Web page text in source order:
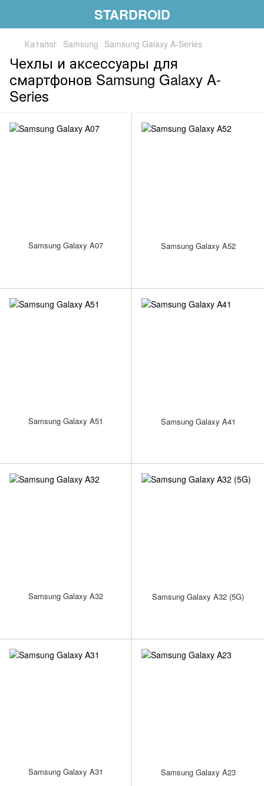
STARDROID
Каталог Samsung Samsung Galaxy A-Series
Чехлы и аксессуары для
смартфонов Samsung Galaxy A-
Series
Samsung Galaxy A07 Samsung Galaxy A52
Samsung Galaxy A51 Samsung Galaxy A41
Samsung Galaxy A32 Samsung Galaxy A32 (5G)
Samsung Galaxy A31 Samsung Galaxy A23